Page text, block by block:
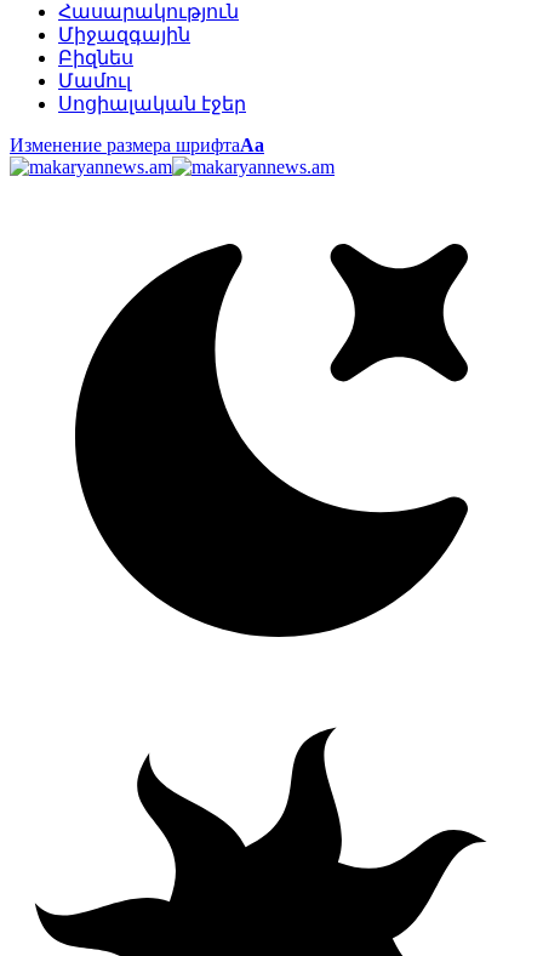
Հասարակություն
Միջազգային
Բիզնես
Մամուլ
Սոցիալական էջեր
Изменение размера шрифтаАа